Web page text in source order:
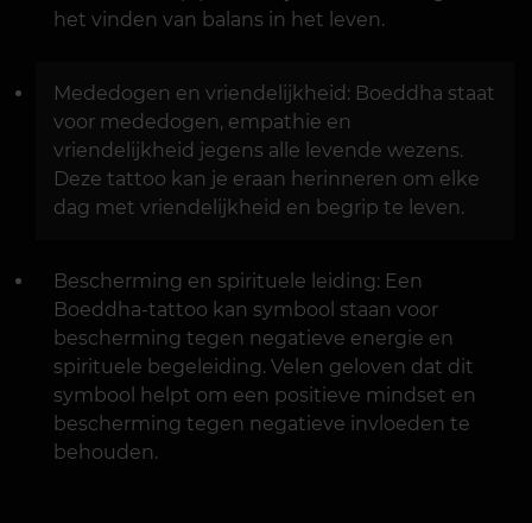
het vinden van balans in het leven.
Mededogen en vriendelijkheid: Boeddha staat
voor mededogen, empathie en
vriendelijkheid jegens alle levende wezens.
Deze tattoo kan je eraan herinneren om elke
dag met vriendelijkheid en begrip te leven.
Bescherming en spirituele leiding: Een
Boeddha-tattoo kan symbool staan voor
bescherming tegen negatieve energie en
spirituele begeleiding. Velen geloven dat dit
symbool helpt om een positieve mindset en
bescherming tegen negatieve invloeden te
behouden.